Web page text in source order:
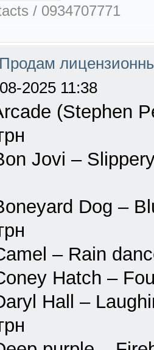
/ 0934707771
2025 11:38
(Stephen
Jovi –
Dog –
– Rain
Hatch –
Hall –